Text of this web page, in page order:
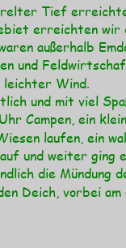
Tief
erreichten wir
außerhalb
und
leichter Wind.
und mit viel
Campen, ein
laufen, ein
und weiter ging
die Mündung
Deich, vorbei